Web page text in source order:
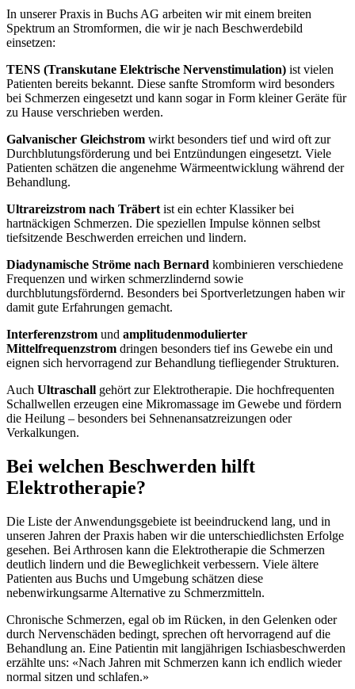
In unserer Praxis in Buchs AG arbeiten wir mit einem breiten
Spektrum an Stromformen, die wir je nach Beschwerdebild
einsetzen:
TENS (Transkutane Elektrische Nervenstimulation) ist vielen
Patienten bereits bekannt. Diese sanfte Stromform wird besonders
bei Schmerzen eingesetzt und kann sogar in Form kleiner Geräte für
zu Hause verschrieben werden.
Galvanischer Gleichstrom wirkt besonders tief und wird oft zur
Durchblutungsförderung und bei Entzündungen eingesetzt. Viele
Patienten schätzen die angenehme Wärmeentwicklung während der
Behandlung.
Ultrareizstrom nach Träbert ist ein echter Klassiker bei
hartnäckigen Schmerzen. Die speziellen Impulse können selbst
tiefsitzende Beschwerden erreichen und lindern.
Diadynamische Ströme nach Bernard kombinieren verschiedene
Frequenzen und wirken schmerzlindernd sowie
durchblutungsfördernd. Besonders bei Sportverletzungen haben wir
damit gute Erfahrungen gemacht.
Interferenzstrom und amplitudenmodulierter
Mittelfrequenzstrom dringen besonders tief ins Gewebe ein und
eignen sich hervorragend zur Behandlung tiefliegender Strukturen.
Auch Ultraschall gehört zur Elektrotherapie. Die hochfrequenten
Schallwellen erzeugen eine Mikromassage im Gewebe und fördern
die Heilung – besonders bei Sehnenansatzreizungen oder
Verkalkungen.
Bei welchen Beschwerden hilft
Elektrotherapie?
Die Liste der Anwendungsgebiete ist beeindruckend lang, und in
unseren Jahren der Praxis haben wir die unterschiedlichsten Erfolge
gesehen. Bei Arthrosen kann die Elektrotherapie die Schmerzen
deutlich lindern und die Beweglichkeit verbessern. Viele ältere
Patienten aus Buchs und Umgebung schätzen diese
nebenwirkungsarme Alternative zu Schmerzmitteln.
Chronische Schmerzen, egal ob im Rücken, in den Gelenken oder
durch Nervenschäden bedingt, sprechen oft hervorragend auf die
Behandlung an. Eine Patientin mit langjährigen Ischiasbeschwerden
erzählte uns: «Nach Jahren mit Schmerzen kann ich endlich wieder
normal sitzen und schlafen.»